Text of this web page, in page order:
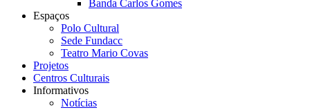
Banda Carlos Gomes
Espaços
Polo Cultural
Sede Fundacc
Teatro Mario Covas
Projetos
Centros Culturais
Informativos
Notícias